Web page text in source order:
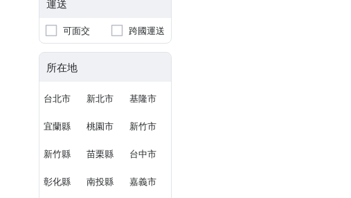
運送
可面交 跨國運送
所在地
台北市 新北市 基隆市
宜蘭縣 桃園市 新竹市
新竹縣 苗栗縣 台中市
彰化縣 南投縣 嘉義市